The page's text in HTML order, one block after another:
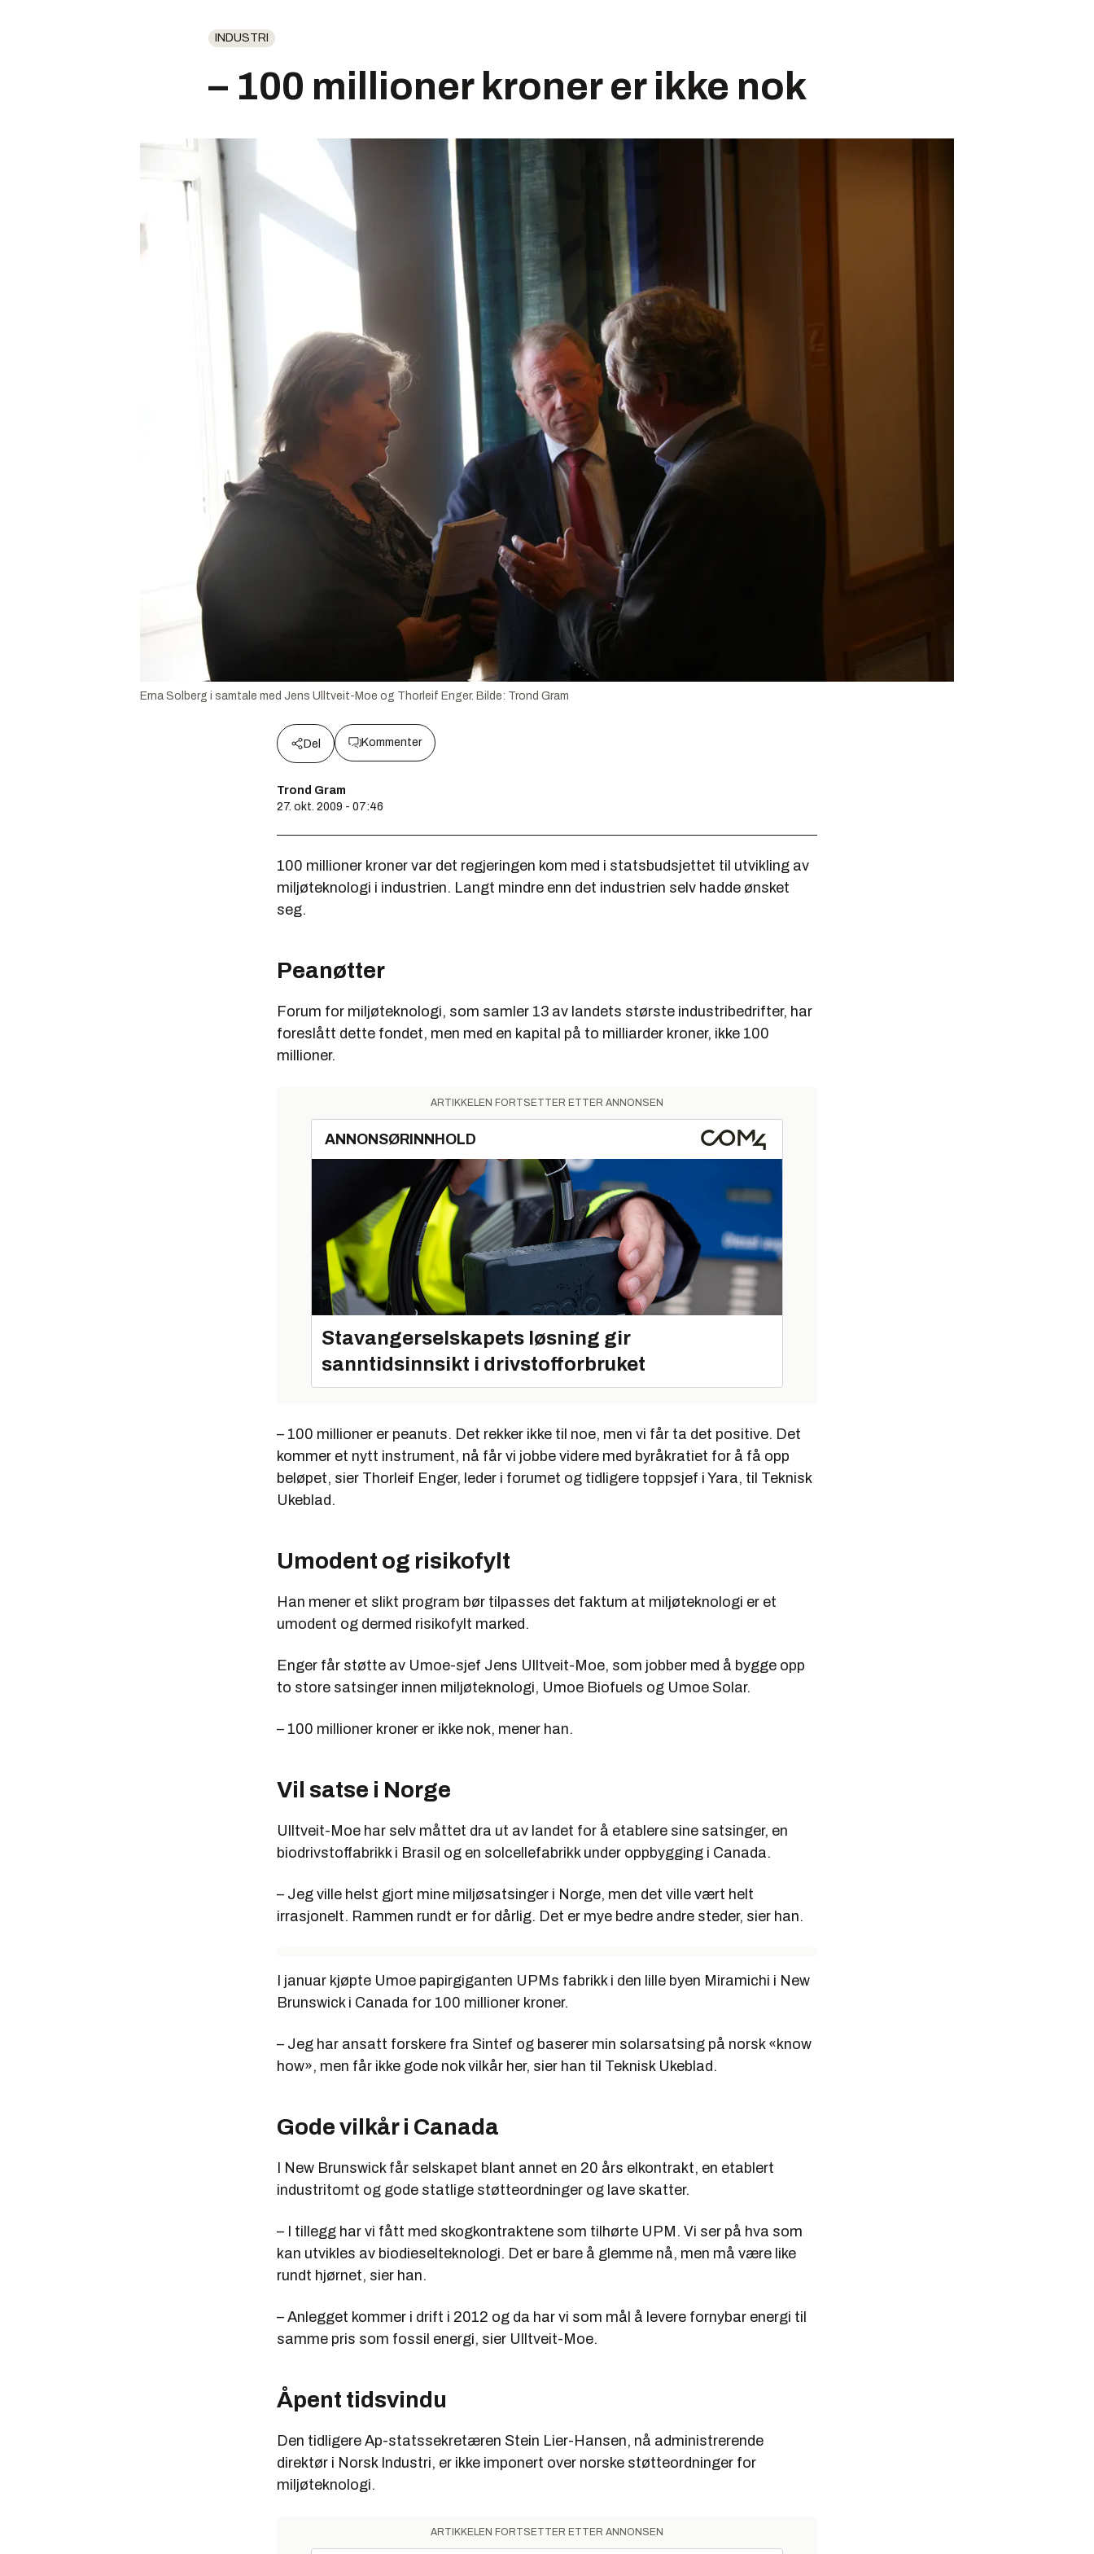
INDUSTRI
– 100 millioner kroner er ikke nok
Erna Solberg i samtale med Jens Ulltveit-Moe og Thorleif Enger. Bilde: Trond Gram
Del Kommenter
Trond Gram
27. okt. 2009 - 07:46
100 millioner kroner var det regjeringen kom med i statsbudsjettet til utvikling av
miljøteknologi i industrien. Langt mindre enn det industrien selv hadde ønsket
seg.
Peanøtter
Forum for miljøteknologi, som samler 13 av landets største industribedrifter, har
foreslått dette fondet, men med en kapital på to milliarder kroner, ikke 100
millioner.
ARTIKKELEN FORTSETTER ETTER ANNONSEN
ANNONSØRINNHOLD
Stavangerselskapets løsning gir
sanntidsinnsikt i drivstofforbruket
– 100 millioner er peanuts. Det rekker ikke til noe, men vi får ta det positive. Det
kommer et nytt instrument, nå får vi jobbe videre med byråkratiet for å få opp
beløpet, sier Thorleif Enger, leder i forumet og tidligere toppsjef i Yara, til Teknisk
Ukeblad.
Umodent og risikofylt
Han mener et slikt program bør tilpasses det faktum at miljøteknologi er et
umodent og dermed risikofylt marked.
Enger får støtte av Umoe-sjef Jens Ulltveit-Moe, som jobber med å bygge opp
to store satsinger innen miljøteknologi, Umoe Biofuels og Umoe Solar.
– 100 millioner kroner er ikke nok, mener han.
Vil satse i Norge
Ulltveit-Moe har selv måttet dra ut av landet for å etablere sine satsinger, en
biodrivstoffabrikk i Brasil og en solcellefabrikk under oppbygging i Canada.
– Jeg ville helst gjort mine miljøsatsinger i Norge, men det ville vært helt
irrasjonelt. Rammen rundt er for dårlig. Det er mye bedre andre steder, sier han.
I januar kjøpte Umoe papirgiganten UPMs fabrikk i den lille byen Miramichi i New
Brunswick i Canada for 100 millioner kroner.
– Jeg har ansatt forskere fra Sintef og baserer min solarsatsing på norsk «know
how», men får ikke gode nok vilkår her, sier han til Teknisk Ukeblad.
Gode vilkår i Canada
I New Brunswick får selskapet blant annet en 20 års elkontrakt, en etablert
industritomt og gode statlige støtteordninger og lave skatter.
– I tillegg har vi fått med skogkontraktene som tilhørte UPM. Vi ser på hva som
kan utvikles av biodieselteknologi. Det er bare å glemme nå, men må være like
rundt hjørnet, sier han.
– Anlegget kommer i drift i 2012 og da har vi som mål å levere fornybar energi til
samme pris som fossil energi, sier Ulltveit-Moe.
Åpent tidsvindu
Den tidligere Ap-statssekretæren Stein Lier-Hansen, nå administrerende
direktør i Norsk Industri, er ikke imponert over norske støtteordninger for
miljøteknologi.
ARTIKKELEN FORTSETTER ETTER ANNONSEN